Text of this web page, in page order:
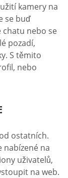
kamery na
se buď
nebo se
pozadí,
S těmito
nebo
ostatních.
nabízené na
uživatelů,
na web.